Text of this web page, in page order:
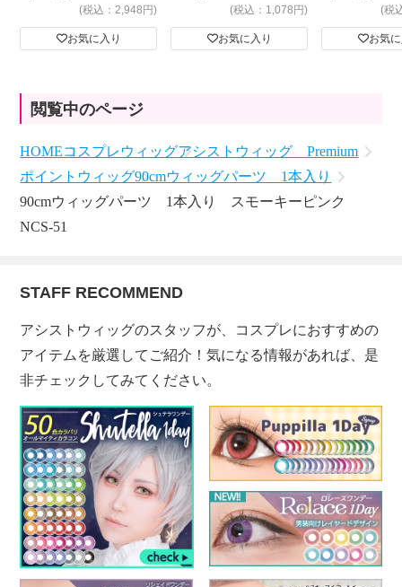
(税込：2,948円)
お気に入り
(税込：1,078円)
お気に入り
(税
お気
閲覧中のページ
HOMEコスプレウィッグアシストウィッグ Premium
ポイントウィッグ90cmウィッグパーツ 1本入り
90cmウィッグパーツ 1本入り スモーキーピンク
NCS-51
STAFF RECOMMEND
アシストウィッグのスタッフが、コスプレにおすすめの
アイテムを厳選してご紹介！気になる情報があれば、是
非チェックしてみてください。